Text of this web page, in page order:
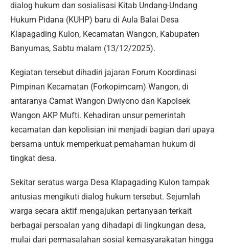
dialog hukum dan sosialisasi Kitab Undang-Undang
Hukum Pidana (KUHP) baru di Aula Balai Desa
Klapagading Kulon, Kecamatan Wangon, Kabupaten
Banyumas, Sabtu malam (13/12/2025).
Kegiatan tersebut dihadiri jajaran Forum Koordinasi
Pimpinan Kecamatan (Forkopimcam) Wangon, di
antaranya Camat Wangon Dwiyono dan Kapolsek
Wangon AKP Mufti. Kehadiran unsur pemerintah
kecamatan dan kepolisian ini menjadi bagian dari upaya
bersama untuk memperkuat pemahaman hukum di
tingkat desa.
Sekitar seratus warga Desa Klapagading Kulon tampak
antusias mengikuti dialog hukum tersebut. Sejumlah
warga secara aktif mengajukan pertanyaan terkait
berbagai persoalan yang dihadapi di lingkungan desa,
mulai dari permasalahan sosial kemasyarakatan hingga